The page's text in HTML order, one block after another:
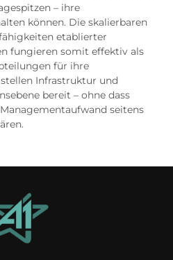
– ihre
können. Die skalierbaren
etablierter
fungieren somit effektiv als
für ihre
Infrastruktur und
bereit – ohne dass
seitens